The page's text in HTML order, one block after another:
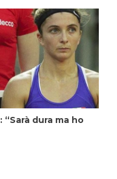
dura ma ho